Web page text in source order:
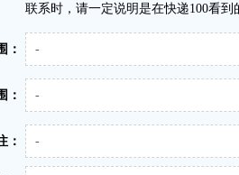
联系时，请一定说明是在快递100看到
： -
： -
： -